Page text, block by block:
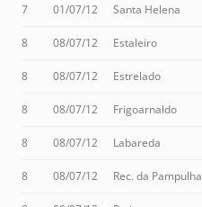
7 01/07/12 Santa Helena
8 08/07/12 Estaleiro
8 08/07/12 Estrelado
8 08/07/12 Frigoarnaldo
8 08/07/12 Labareda
8 08/07/12 Rec. da Pampulha